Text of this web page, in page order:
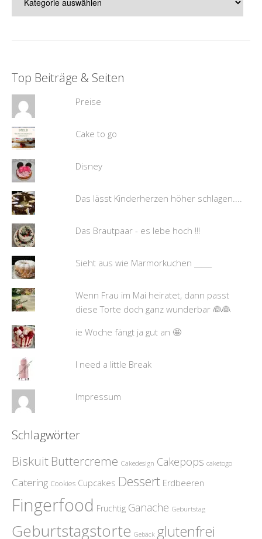
Top Beiträge & Seiten
Preise
Cake to go
Disney
Das lässt Kinderherzen höher schlagen....
Das Brautpaar - es lebe hoch !!!
Sieht aus wie Marmorkuchen _____
Wenn Frau im Mai heiratet, dann passt
diese Torte doch ganz wunderbar 👰👰
ie Woche fängt ja gut an 🤩
I need a little Break
Impressum
Schlagwörter
Biskuit Buttercreme Cakedesign Cakepops caketogo
Catering Cookies Cupcakes Dessert Erdbeeren
Fingerfood Fruchtig Ganache Geburtstag
Geburtstagstorte Gebäck glutenfrei